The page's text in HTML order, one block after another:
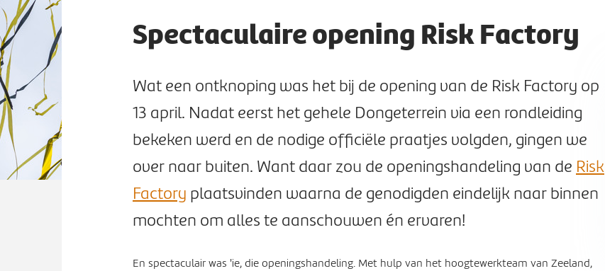
Spectaculaire opening Risk Factory
Wat een ontknoping was het bij de opening van de Risk Factory op
13 april. Nadat eerst het gehele Dongeterrein via een rondleiding
bekeken werd en de nodige officiële praatjes volgden, gingen we
over naar buiten. Want daar zou de openingshandeling van de Risk
Factory plaatsvinden waarna de genodigden eindelijk naar binnen
mochten om alles te aanschouwen én ervaren!
En spectaculair was 'ie, die openingshandeling. Met hulp van het hoogtewerkteam van Zeeland,